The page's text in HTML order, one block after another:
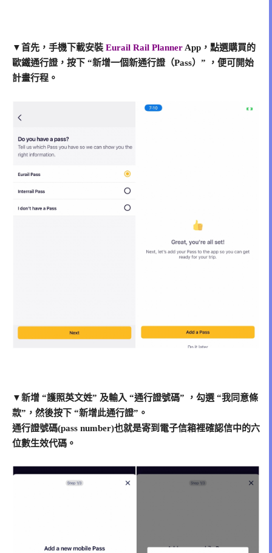
▼首先，手機下載安裝 Eurail Rail PlannerApp， 點選購買的
歐鐵通行證， 按下 “新增一個新通行證（Pass）” ，便可開始
計畫行程。
▼新增 “護照英文姓” 及輸入 “通行證號碼” ，勾選 “我同意條
款”，然後按下 “新增此通行證”。
通行證號碼(pass number)也就是寄到電子信箱裡確認信中的六
位數生效代碼。